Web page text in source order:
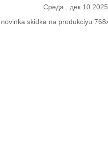
Среда , дек 10 2025